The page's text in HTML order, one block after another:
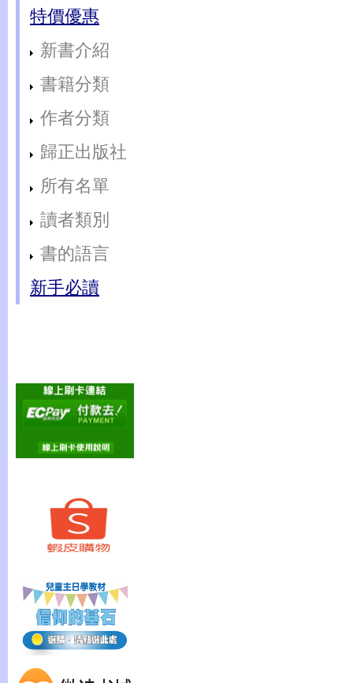
特價優惠
新書介紹
書籍分類
作者分類
歸正出版社
所有名單
讀者類別
書的語言
新手必讀